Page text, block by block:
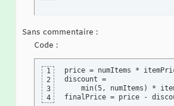
Sans commentaire :
Code :
1
2
3
4
price = numItems *
discount =
min(5, numItems) *
finalPrice = price -